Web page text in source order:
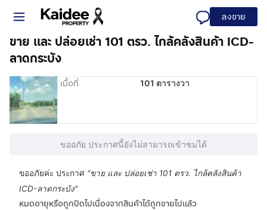
ลงขาย
ขาย และ ปล่อยเช่า 101 ตรว. ไกล้คลังสินค้า ICD-
ลาดกระบัง
เนื้อที่ 101 ตารางวา
ขออภัย ประกาศนี้ยังไม่สามารถเข้าชมได้
ขออภัยค่ะ ประกาศ "ขาย และ ปล่อยเช่า 101 ตรว. ไกล้คลังสินค้า
ICD-ลาดกระบัง"
หมดอายุหรือถูกปิดไปเนื่องจากสินค้าได้ถูกขายไปแล้ว